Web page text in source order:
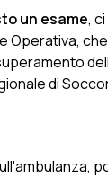
un esame,
Operativa,
di